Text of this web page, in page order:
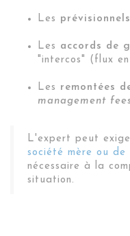
Les prévisionnels
Les accords de
"intercos" (flux
Les remontées
management
L'expert peut
société mère ou de
nécessaire à la
situation.